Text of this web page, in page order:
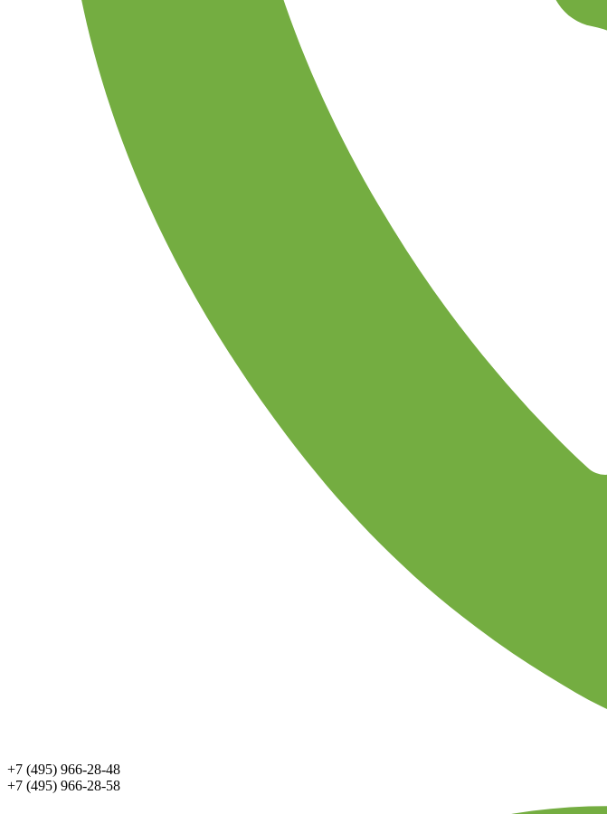
+7 (495) 966-28-48
+7 (495) 966-28-58